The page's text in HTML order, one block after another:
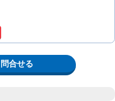
合せる